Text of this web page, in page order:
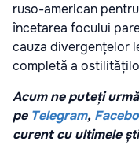
ruso-american
încetarea focului
cauza divergențelor
completă a
Acum ne puteți
pe Telegram,
curent cu ultimele